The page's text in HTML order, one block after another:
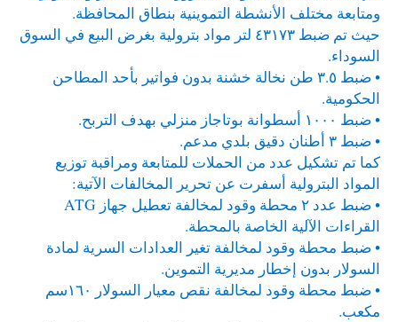
ومتابعة مختلف الأنشطة التموينية بنطاق المحافظة.
حيث تم ضبط ٤٣١٧٣ لتر مواد بترولية بغرض البيع في السوق
السوداء.
• ضبط ٣.٥ طن نخالة خشنة بدون فواتير بأحد المطاحن
الحكومية.
• ضبط ١٠٠٠ أسطوانة بوتاجاز منزلي بهدف التربح.
• ضبط ٣ أطنان دقيق بلدي مدعم.
كما تم تشكيل عدد من الحملات للمتابعة ومراقبة توزيع
المواد البترولية أسفرت عن تحرير المخالفات الآتية:
• ضبط عدد ٢ محطة وقود لمخالفة تعطيل جهاز ATG
القراءات الآلية الخاصة بالمحطة.
• ضبط محطة وقود لمخالفة تغير العدادات السرية لمادة
السولار بدون إخطار مديرية التموين.
• ضبط محطة وقود لمخالفة نقص معيار السولار ١٦٠سم
مكعب.